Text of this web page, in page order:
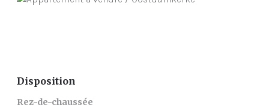
Disposition
Rez-de-chaussée